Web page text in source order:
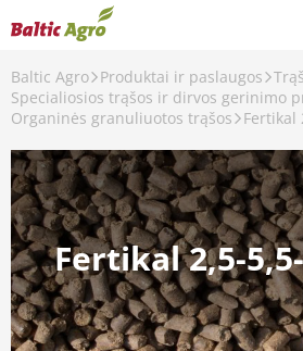
Baltic Agro Produktai ir paslaugos
Specialiosios trąšos ir dirvos gerinimo
Organinės granuliuotos trąšos
Fertikal
Fertikal 2,5-
gerinimo priemonės
trąšos